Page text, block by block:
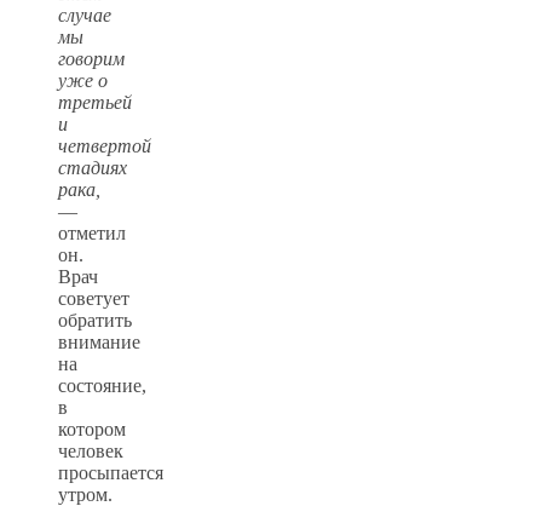
случае
мы
говорим
уже о
третьей
и
четвертой
стадиях
рака,
—
отметил
он.
Врач
советует
обратить
внимание
на
состояние,
в
котором
человек
просыпается
утром.